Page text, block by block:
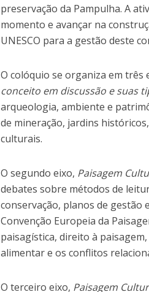
preservação da Pampulha. A
momento e avançar na
UNESCO para a gestão deste
O colóquio se organiza em três
conceito em discussão e suas
arqueologia, ambiente e
de mineração, jardins
culturais.
O segundo eixo, Paisagem
debates sobre métodos de
conservação, planos de gestão
Convenção Europeia da
paisagística, direito à
alimentar e os conflitos
O terceiro eixo, Paisagem